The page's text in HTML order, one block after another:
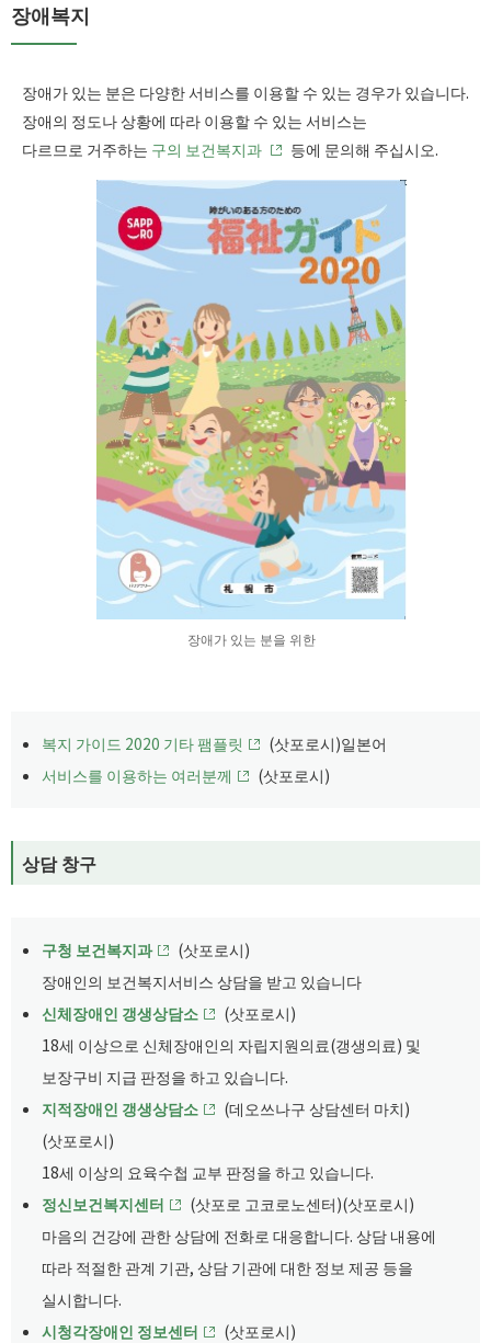
장애복지
장애가 있는 분은 다양한 서비스를 이용할 수 있는 경우가 있습니다.
장애의 정도나 상황에 따라 이용할 수 있는 서비스는
다르므로 거주하는 구의 보건복지과 등에 문의해 주십시오.
장애가 있는 분을 위한
복지 가이드 2020 기타 팸플릿
(삿포로시)일본어
서비스를 이용하는 여러분께
(삿포로시)
상담 창구
구청 보건복지과
(삿포로시)
장애인의 보건복지서비스 상담을 받고 있습니다
신체장애인 갱생상담소
(삿포로시)
18세 이상으로 신체장애인의 자립지원의료(갱생의료) 및
보장구비 지급 판정을 하고 있습니다.
지적장애인 갱생상담소
(데오쓰나구 상담센터 마치)
(삿포로시)
​18세 이상의 요육수첩 교부 판정을 하고 있습니다.
정신보건복지센터
(삿포로 고코로노센터)(삿포로시)
마음의 건강에 관한 상담에 전화로 대응합니다. 상담 내용에
따라 적절한 관계 기관, 상담 기관에 대한 정보 제공 등을
실시합니다.
시청각장애인 정보센터
(삿포로시)